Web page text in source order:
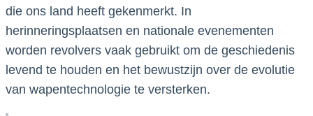
die ons land heeft gekenmerkt. In
herinneringsplaatsen en nationale evenementen
worden revolvers vaak gebruikt om de geschiedenis
levend te houden en het bewustzijn over de evolutie
van wapentechnologie te versterken.